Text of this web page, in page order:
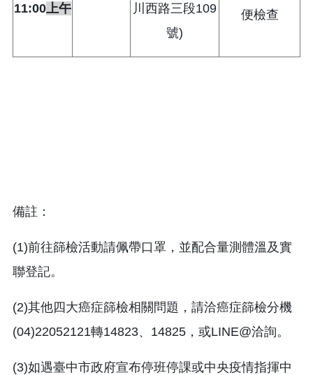
11:00 上午
川西路三段109
號)
便檢查
備註：
(1)前往篩檢活動請佩帶口罩，並配合量測體溫及實
聯登記。
(2)其他四大癌症篩檢相關問題，請洽癌症篩檢分機
(04)22052121轉14823、14825，或LINE@洽詢。
(3)如遇臺中市政府宣布停班停課或中央疫情指揮中